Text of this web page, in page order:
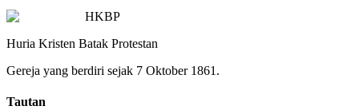
HKBP
Huria Kristen Batak Protestan
Gereja yang berdiri sejak 7 Oktober 1861.
Tautan